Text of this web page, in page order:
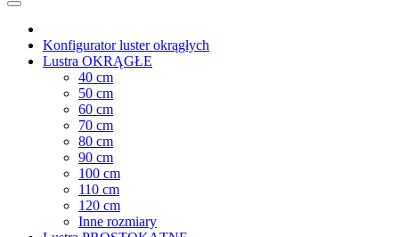
Konfigurator luster okrągłych
Lustra OKRĄGŁE
40 cm
50 cm
60 cm
70 cm
80 cm
90 cm
100 cm
110 cm
120 cm
Inne rozmiary